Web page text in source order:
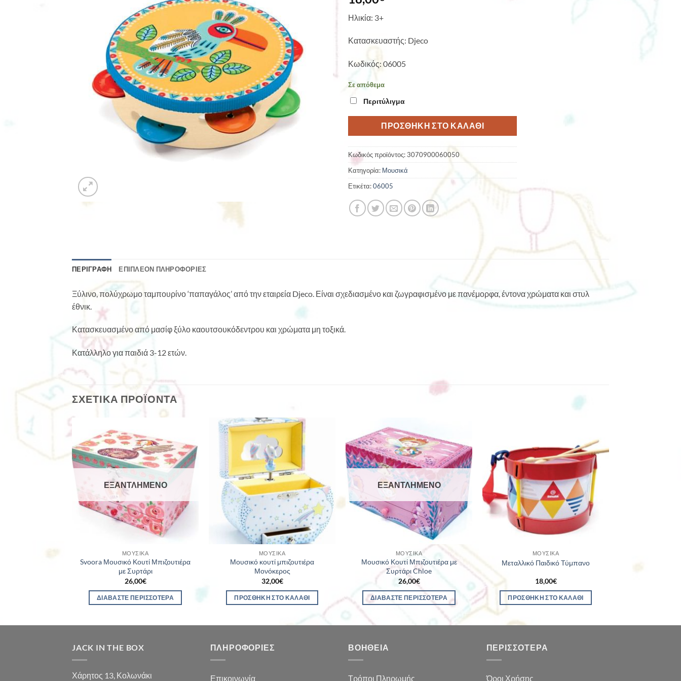
Ηλικία: 3+
Κατασκευαστής: Djeco
Κωδικός: 06005
Σε απόθεμα
Περιτύλιγμα
ΠΡΟΣΘΉΚΗ ΣΤΟ ΚΑΛΆΘΙ
Κωδικός προϊόντος:3070900060050
Κατηγορία: Μουσικά
Ετικέτα:06005
ΠΕΡΙΓΡΑΦΉ ΕΠΙΠΛΈΟΝ ΠΛΗΡΟΦΟΡΊΕΣ
Ξύλινο, πολύχρωμο ταμπουρίνο ‘παπαγάλος’ από την εταιρεία Djeco. Είναι σχεδιασμένο και ζωγραφισμένο με πανέμορφα, έντονα χρώματα και στυλ
έθνικ.
Κατασκευασμένο από μασίφ ξύλο καουτσουκόδεντρου και χρώματα μη τοξικά.
Κατάλληλο για παιδιά 3-12 ετών.
ΣΧΕΤΙΚΆ ΠΡΟΪΌΝΤΑ
ΕΞΑΝΤΛΗΜΈΝΟ
ΜΟΥΣΙΚΆ
Svoora Μουσικό Κουτί Μπιζουτιέρα
με Συρτάρι
26,00€
ΔΙΑΒΆΣΤΕ ΠΕΡΙΣΣΌΤΕΡΑ
ΜΟΥΣΙΚΆ
Μουσικό κουτί μπιζουτιέρα
Μονόκερος
32,00€
ΠΡΟΣΘΉΚΗ ΣΤΟ ΚΑΛΆΘΙ
ΕΞΑΝΤΛΗΜΈΝΟ
ΜΟΥΣΙΚΆ
Μουσικό Κουτί Μπιζουτιέρα με
Συρτάρι Chloe
26,00€
ΔΙΑΒΆΣΤΕ ΠΕΡΙΣΣΌΤΕΡΑ
ΜΟΥΣΙΚΆ
Μεταλλικό Παιδικό Τύμπανο
18,00€
ΠΡΟΣΘΉΚΗ ΣΤΟ ΚΑΛΆΘΙ
JACK IN THE BOX
Χάρητος 13, Κολωνάκι
ΠΛΗΡΟΦΟΡΊΕΣ
Επικοινωνία
ΒΟΉΘΕΙΑ
Τρόποι Πληρωμής
ΠΕΡΙΣΣΌΤΕΡΑ
Όροι Χρήσης